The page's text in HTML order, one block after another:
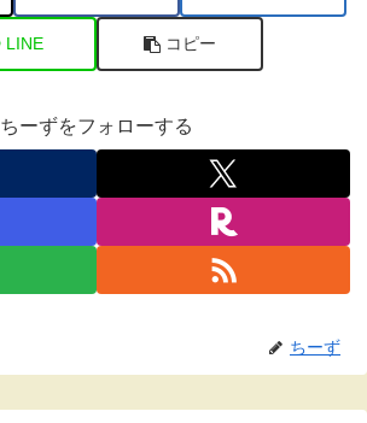
LINE コピー
ちーずをフォローする
ちーず